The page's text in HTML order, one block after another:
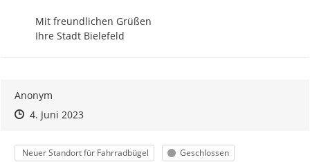
Mit freundlichen Grüßen
Ihre Stadt Bielefeld
Anonym
Zeitpunkt des Erstellens
Zeitpunkt des Erstellens
4. Juni 2023Zur Äußerung
Kategorie
Neuer Standort für Fahrradbügel Status
Geschlossen